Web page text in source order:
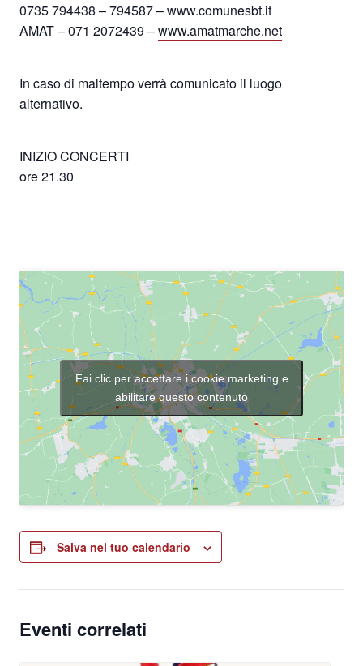
0735 794438 – 794587 – www.comunesbt.it
AMAT – 071 2072439 –www.amatmarche.net
In caso di maltempo verrà comunicato il luogo
alternativo.
INIZIO CONCERTI
ore 21.30
Fai clic per accettare i cookie marketing e
abilitare questo contenuto
Salva nel tuo calendario
Eventi correlati